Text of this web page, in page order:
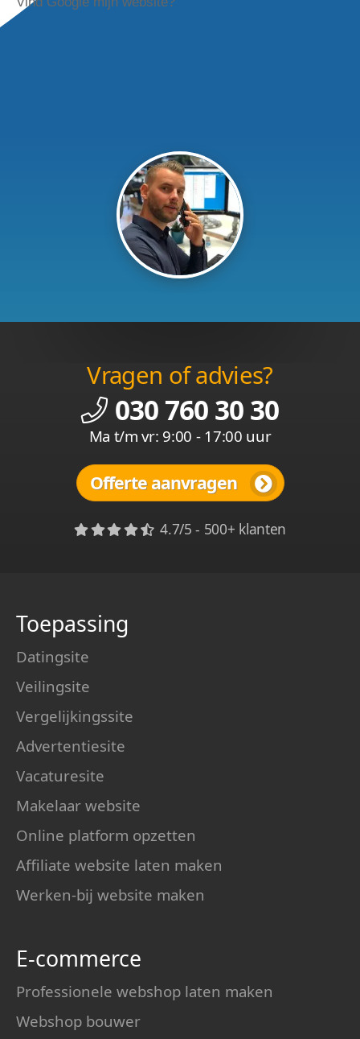
Vragen of advies?
030 760 30 30
Ma t/m vr: 9:00 - 17:00 uur
Offerte aanvragen
4.7/5 - 500+ klanten
Toepassing
Datingsite
Veilingsite
Vergelijkingssite
Advertentiesite
Vacaturesite
Makelaar website
Online platform opzetten
Affiliate website laten maken
Werken-bij website maken
E-commerce
Professionele webshop laten maken
Webshop bouwer